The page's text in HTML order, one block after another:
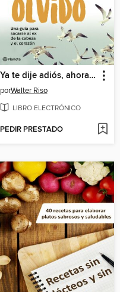
Ya te dije adiós, ahora cómo te olvido
porWalter Riso
LIBRO ELECTRÓNICO
PEDIR PRESTADO